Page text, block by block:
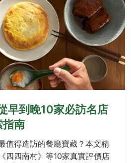
早到晚10家必訪名店
指南
值得造訪的餐廳寶藏？本文精
四四南村》等10家真實評價店